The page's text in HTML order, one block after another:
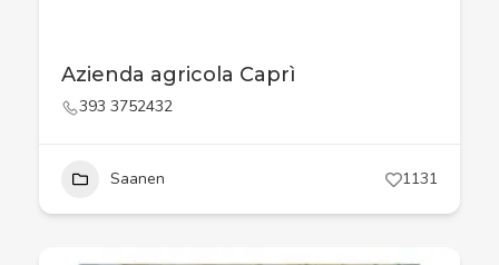
Azienda agricola Caprì
393 3752432
Saanen 1131